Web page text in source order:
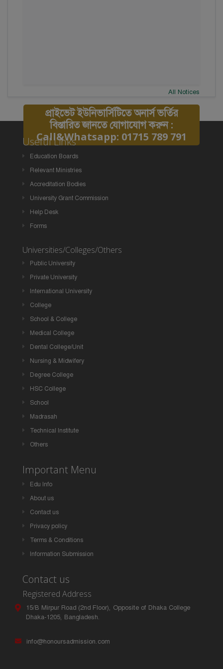
All Notices
প্রাইভেট ইউনিভার্সিটিতে অনার্স ভর্তির
বিস্তারিত জানতে যোগাযোগ করুন :
Call&Whatsapp: 01715 789 791
Useful Links
Education Boards
Relevant Ministries
Accreditation Bodies
University Grant Commission
Help Desk
Forms
Universities/Colleges/Others
Public University
Private University
International University
College
School & College
Medical College
Dental College/Unit
Nursing & Midwifery
Degree College
HSC College
School
Madrasah
Technical Institute
Others
Important Menu
Edu Info
About us
Contact us
Privacy policy
Terms & Conditions
Information Submission
Contact us
Registered Address
15/B Mirpur Road (2nd Floor), Opposite of Dhaka College
Dhaka-1205, Bangladesh.
info@honoursadmission.com